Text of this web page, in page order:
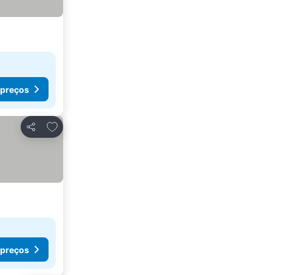
Partilhar
Adicionar aos favoritos